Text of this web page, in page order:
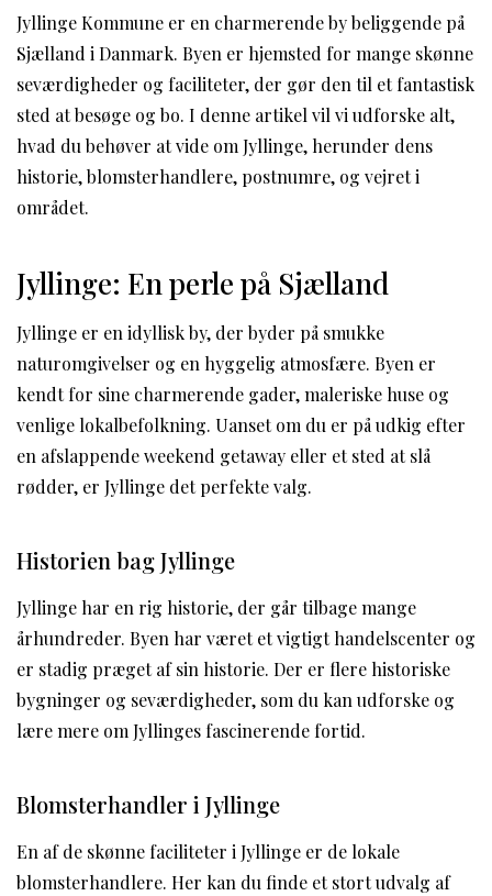
Jyllinge Kommune er en charmerende by beliggende på
Sjælland i Danmark. Byen er hjemsted for mange skønne
seværdigheder og faciliteter, der gør den til et fantastisk
sted at besøge og bo. I denne artikel vil vi udforske alt,
hvad du behøver at vide om Jyllinge, herunder dens
historie, blomsterhandlere, postnumre, og vejret i
området.
Jyllinge: En perle på Sjælland
Jyllinge er en idyllisk by, der byder på smukke
naturomgivelser og en hyggelig atmosfære. Byen er
kendt for sine charmerende gader, maleriske huse og
venlige lokalbefolkning. Uanset om du er på udkig efter
en afslappende weekend getaway eller et sted at slå
rødder, er Jyllinge det perfekte valg.
Historien bag Jyllinge
Jyllinge har en rig historie, der går tilbage mange
århundreder. Byen har været et vigtigt handelscenter og
er stadig præget af sin historie. Der er flere historiske
bygninger og seværdigheder, som du kan udforske og
lære mere om Jyllinges fascinerende fortid.
Blomsterhandler i Jyllinge
En af de skønne faciliteter i Jyllinge er de lokale
blomsterhandlere. Her kan du finde et stort udvalg af